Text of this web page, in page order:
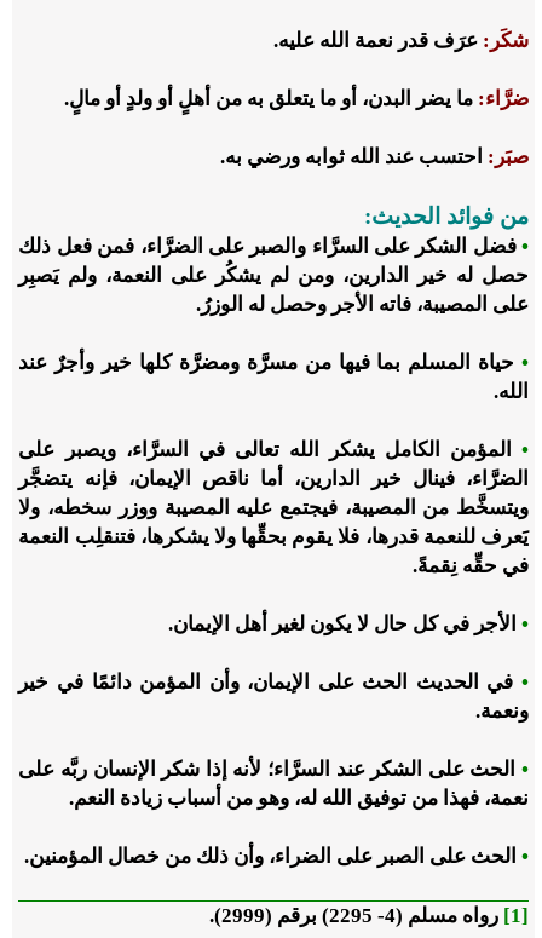
شكَر: عرَف قدر نعمة الله عليه.
ضرَّاء: ما يضر البدن، أو ما يتعلق به من أهلٍ أو ولدٍ أو مالٍ.
صبَر: احتسب عند الله ثوابه ورضي به.
من فوائد الحديث:
• فضل الشكر على السرَّاء والصبر على الضرَّاء، فمن فعل ذلك
حصل له خير الدارين، ومن لم يشكُر على النعمة، ولم يَصبِر
على المصيبة، فاته الأجر وحصل له الوزرُ.
• حياة المسلم بما فيها من مسرَّة ومضرَّة كلها خير وأجرٌ عند
الله.
• المؤمن الكامل يشكر الله تعالى في السرَّاء، ويصبر على
الضرَّاء، فينال خير الدارين، أما ناقص الإيمان، فإنه يتضجَّر
ويتسخَّط من المصيبة، فيجتمع عليه المصيبة ووزر سخطه، ولا
يَعرف للنعمة قدرها، فلا يقوم بحقِّها ولا يشكرها، فتنقلِب النعمة
في حقِّه نِقمةً.
• الأجر في كل حال لا يكون لغير أهل الإيمان.
• في الحديث الحث على الإيمان، وأن المؤمن دائمًا في خير
ونعمة.
• الحث على الشكر عند السرَّاء؛ لأنه إذا شكر الإنسان ربَّه على
نعمة، فهذا من توفيق الله له، وهو من أسباب زيادة النعم.
• الحث على الصبر على الضراء، وأن ذلك من خصال المؤمنين.
[1] رواه مسلم (4- 2295) برقم (2999).